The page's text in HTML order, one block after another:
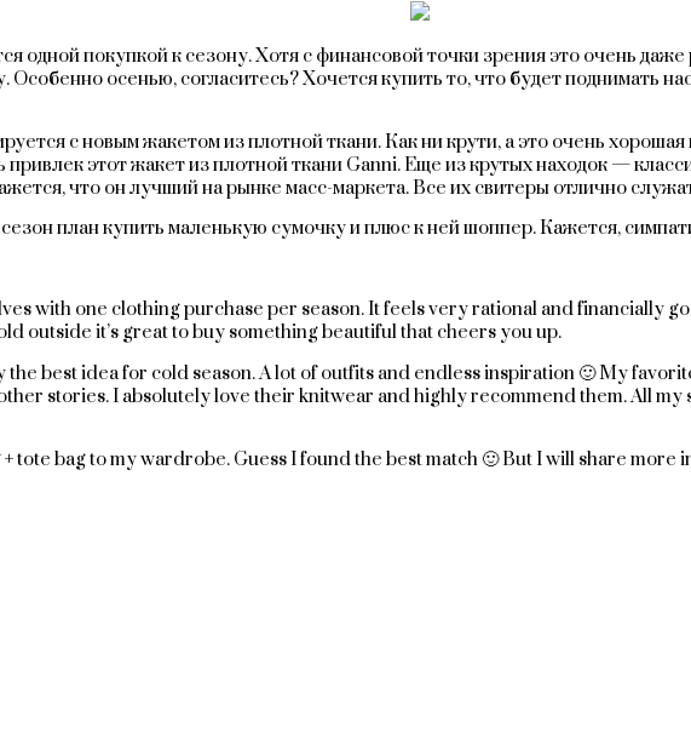
одной покупкой к сезону. Хотя с финансовой точки зрения это очень
Особенно осенью, согласитесь? Хочется купить то, что будет поднимать
с новым жакетом из плотной ткани. Как ни крути, а это очень
привлек этот жакет из плотной ткани Ganni. Еще из крутых находок —
что он лучший на рынке масс-маркета. Все их свитеры отлично
план купить маленькую сумочку и плюс к ней шоппер. Кажется,
with one clothing purchase per season. It feels very rational and financially
outside it’s great to buy something beautiful that cheers you up.
best idea for cold season. A lot of outfits and endless inspiration 🙂 My
stories. I absolutely love their knitwear and highly recommend them. All
+ tote bag to my wardrobe. Guess I found the best match 🙂 But I will share more